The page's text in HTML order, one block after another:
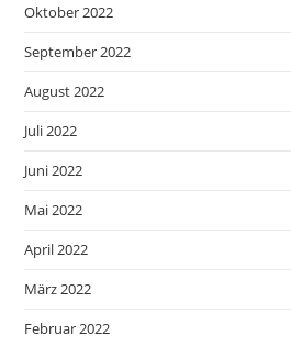
Oktober 2022
September 2022
August 2022
Juli 2022
Juni 2022
Mai 2022
April 2022
März 2022
Februar 2022